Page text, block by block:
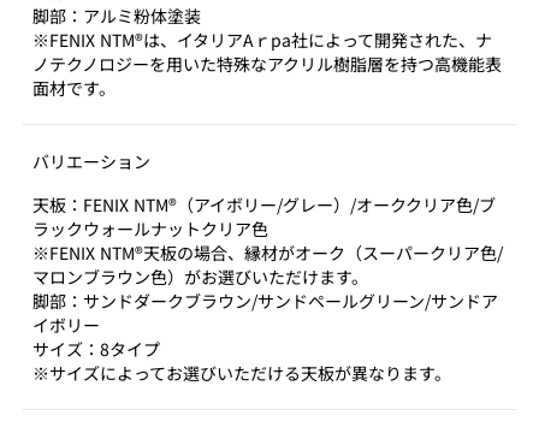
脚部：アルミ粉体塗装
※FENIX NTM®は、イタリアAｒpa社によって開発された、ナ
ノテクノロジーを用いた特殊なアクリル樹脂層を持つ高機能表
面材です。
バリエーション
天板：FENIX NTM®（アイボリー/グレー）/オーククリア色/ブ
ラックウォールナットクリア色
※FENIX NTM®天板の場合、縁材がオーク（スーパークリア色/
マロンブラウン色）がお選びいただけます。
脚部：サンドダークブラウン/サンドペールグリーン/サンドア
イボリー
サイズ：8タイプ
※サイズによってお選びいただける天板が異なります。